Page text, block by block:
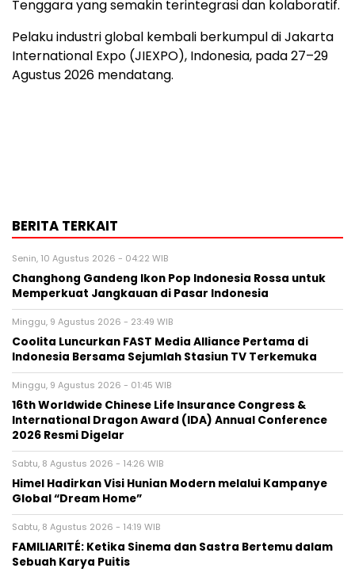
Tenggara yang semakin terintegrasi dan kolaboratif.
Pelaku industri global kembali berkumpul di Jakarta
International Expo (JIEXPO), Indonesia, pada 27–29
Agustus 2026 mendatang.
BERITA TERKAIT
Senin, 10 Agustus 2026 - 04:22 WIB
Changhong Gandeng Ikon Pop Indonesia Rossa untuk
Memperkuat Jangkauan di Pasar Indonesia
Minggu, 9 Agustus 2026 - 23:49 WIB
Coolita Luncurkan FAST Media Alliance Pertama di
Indonesia Bersama Sejumlah Stasiun TV Terkemuka
Minggu, 9 Agustus 2026 - 01:45 WIB
16th Worldwide Chinese Life Insurance Congress &
International Dragon Award (IDA) Annual Conference
2026 Resmi Digelar
Sabtu, 8 Agustus 2026 - 14:26 WIB
Himel Hadirkan Visi Hunian Modern melalui Kampanye
Global “Dream Home”
Sabtu, 8 Agustus 2026 - 14:19 WIB
FAMILIARITÉ: Ketika Sinema dan Sastra Bertemu dalam
Sebuah Karya Puitis